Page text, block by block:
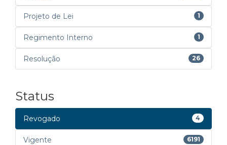
Projeto de Lei 1
Regimento Interno 1
Resolução 26
Status
Revogado 4
Vigente 6191